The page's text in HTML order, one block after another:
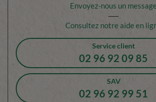
Envoyez-nous un message
Consultez notre aide en
Service client
02 96 92 09 85
SAV
02 96 92 99 51